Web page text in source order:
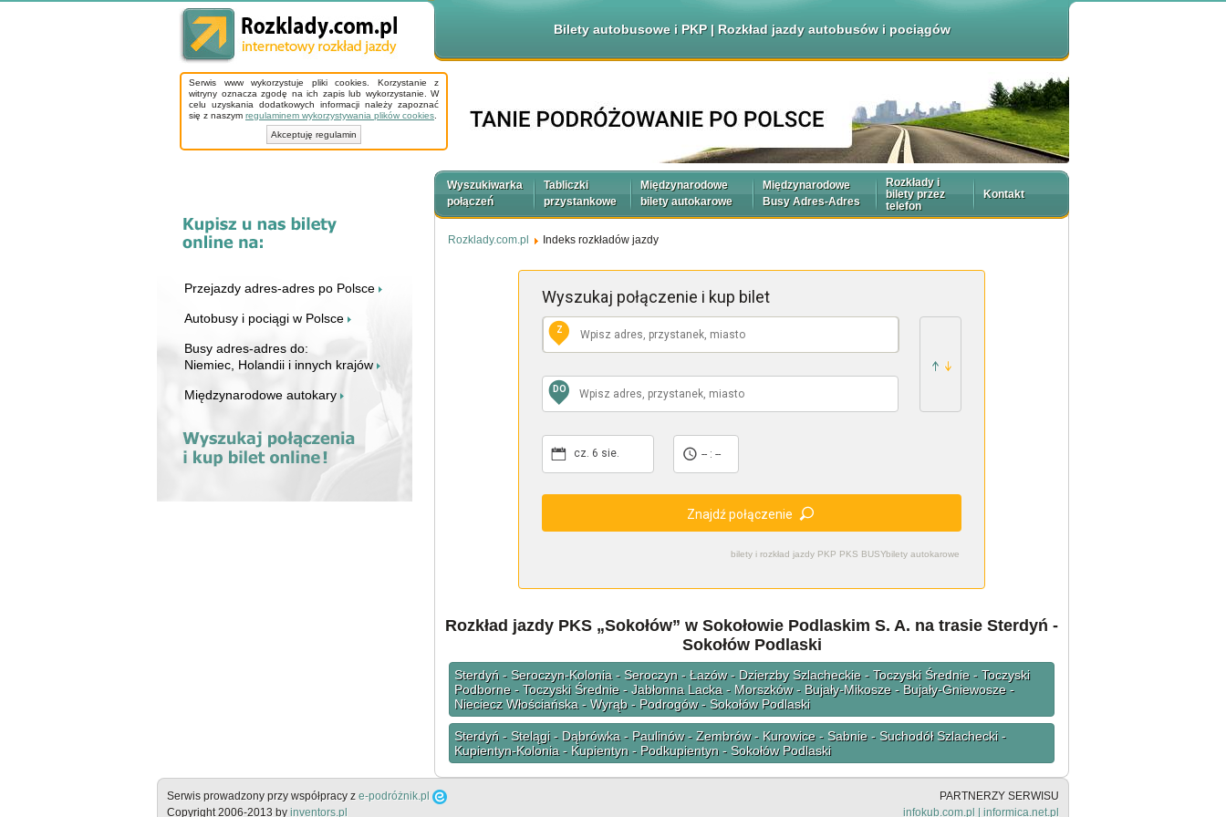
Bilety autobusowe i PKP | Rozkład jazdy autobusów i pociągów
Serwis www wykorzystuje pliki cookies. Korzystanie z
witryny oznacza zgodę na ich zapis lub wykorzystanie. W
celu uzyskania dodatkowych informacji należy zapoznać
się z naszym regulaminem wykorzystywania plików cookies
Akceptuję regulamin
Przejazdy adres-adres po Polsce
Autobusy i pociągi w Polsce
Busy adres-adres do:
Niemiec, Holandii i innych krajów
Międzynarodowe autokary
Wyszukiwarka
połączeń
Tabliczki
przystankowe
Międzynarodowe
bilety autokarowe
Międzynarodowe
Busy Adres-Adres
Rozkłady i
bilety przez
telefon
Kontakt
Rozklady.com.pl Indeks rozkładów jazdy
bilety i rozkład jazdy PKP PKS BUSYbilety autokarowe
Wyszukaj połączenie i kup bilet
Z
DO
cz. 6 sie. -- : --
Znajdź połączenie
Rozkład jazdy PKS „Sokołów” w Sokołowie Podlaskim S. A. na trasie Sterdyń -
Sokołów Podlaski
Sterdyń - Seroczyn-Kolonia - Seroczyn - Łazów - Dzierzby Szlacheckie - Toczyski Średnie - Toczyski
Podborne - Toczyski Średnie - Jabłonna Lacka - Morszków - Bujały-Mikosze - Bujały-Gniewosze -
Nieciecz Włościańska - Wyrąb - Podrogów - Sokołów Podlaski
Sterdyń - Stelągi - Dąbrówka - Paulinów - Zembrów - Kurowice - Sabnie - Suchodół Szlachecki -
Kupientyn-Kolonia - Kupientyn - Podkupientyn - Sokołów Podlaski
Serwis prowadzony przy współpracy z e-podróżnik.pl
Copyright 2006-2013 by inventors.pl
PARTNERZY SERWISU
infokub.com.pl
informica.net.pl